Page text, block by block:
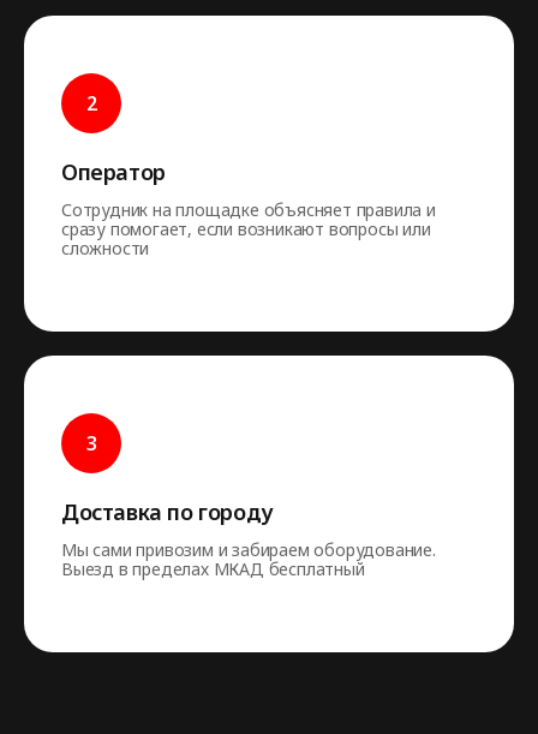
Оператор
Сотрудник на площадке объясняет правила и
сразу помогает, если возникают вопросы или
сложности
Доставка по городу
Мы сами привозим и забираем оборудование.
Выезд в пределах МКАД бесплатный